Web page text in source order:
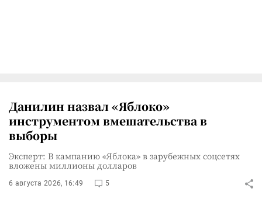
Данилин назвал «Яблоко»
инструментом вмешательства в
выборы
Эксперт: В кампанию «Яблока» в зарубежных соцсетях
вложены миллионы долларов
6 августа 2026, 16:49 5